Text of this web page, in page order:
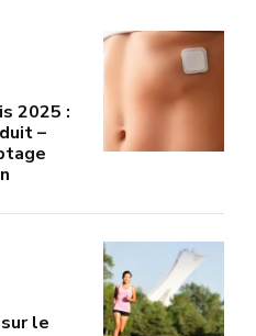
2025 :
–
le